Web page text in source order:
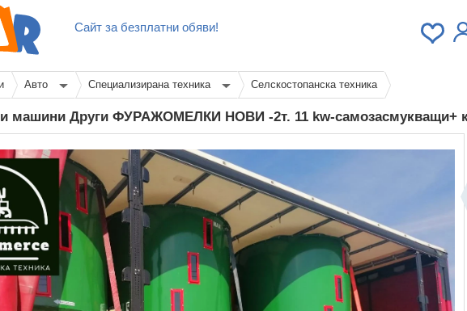
Сайт за безплатни обяви!
Авто Специализирана техника Селскостопанска техника
машини Други ФУРАЖОМЕЛКИ НОВИ -2т. 11 kw-самозасмукващи+